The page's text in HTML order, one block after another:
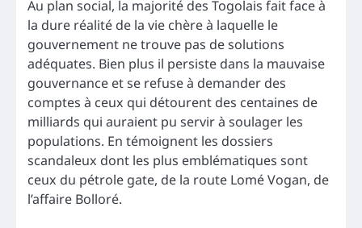
Au plan social, la majorité des Togolais fait face à
la dure réalité de la vie chère à laquelle le
gouvernement ne trouve pas de solutions
adéquates. Bien plus il persiste dans la mauvaise
gouvernance et se refuse à demander des
comptes à ceux qui détourent des centaines de
milliards qui auraient pu servir à soulager les
populations. En témoignent les dossiers
scandaleux dont les plus emblématiques sont
ceux du pétrole gate, de la route Lomé Vogan, de
l’affaire Bolloré.